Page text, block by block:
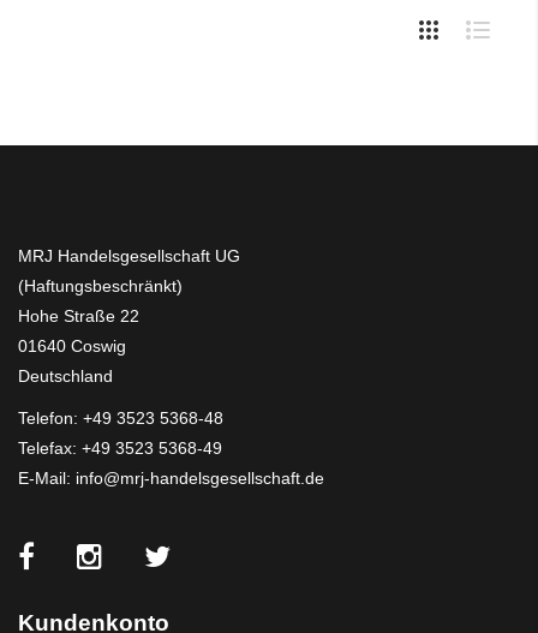
MRJ Handelsgesellschaft UG
(Haftungsbeschränkt)
Hohe Straße 22
01640 Coswig
Deutschland
Telefon: +49 3523 5368-48
Telefax: +49 3523 5368-49
E-Mail: info@mrj-handelsgesellschaft.de
Kundenkonto